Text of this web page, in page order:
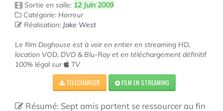
Sortie en salle: 12 Juin 2009
Catégorie: Horreur
Réalisation: Jake West
Le film Doghouse est à voir en entier en streaming HD,
location VOD, DVD & Blu-Ray et en téléchargement définitif
100% légal sur
TV
TÉLÉCHARGER FILM EN STREAMING
Résumé: Sept amis partent se ressourcer au fin